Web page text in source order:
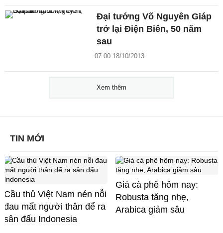
Đại tướng Võ Nguyên Giáp
trở lại Điện Biên, 50 năm
sau
07:00 18/10/2013
Xem thêm
TIN MỚI
Cầu thủ Việt Nam nén nỗi
đau mất người thân để ra
sân đấu Indonesia
Giá cà phê hôm nay:
Robusta tăng nhẹ,
Arabica giảm sâu